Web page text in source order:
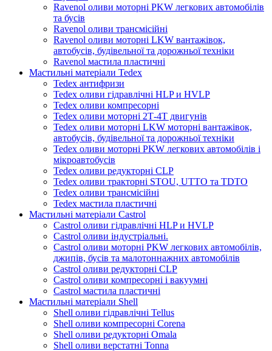
Ravenol оливи моторні PKW легкових автомобілів
та бусів
Ravenol оливи трансмісійні
Ravenol оливи моторні LKW вантажівок,
автобусів, будівельної та дорожньої техніки
Ravenol мастила пластичні
Мастильні матеріали Tedex
Tedex антифризи
Tedex оливи гідравлічні HLP и HVLP
Tedex оливи компресорні
Tedex оливи моторні 2Т-4Т двигунів
Tedex оливи моторні LKW моторні вантажівок,
автобусів, будівельної та дорожньої техніки
Tedex оливи моторні PKW легкових автомобілів і
мікроавтобусів
Tedex оливи редукторні CLP
Tedex оливи тракторні STOU, UTTO та TDTO
Tedex оливи трансмісійні
Tedex мастила пластичні
Мастильні матеріали Castrol
Castrol оливи гідравлічні HLP и HVLP
Castrol оливи індустріальні.
Castrol оливи моторні PKW легкових автомобілів,
джипів, бусів та малотоннажних автомобілів
Castrol оливи редукторні CLP
Castrol оливи компресорні і вакуумні
Castrol мастила пластичні
Мастильні матеріали Shell
Shell оливи гідравлічні Tellus
Shell оливи компресорні Corena
Shell оливи редукторні Omala
Shell оливи верстатні Tonna